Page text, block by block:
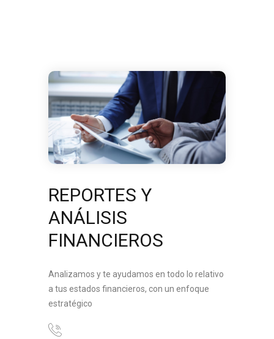
REPORTES Y
ANÁLISIS
FINANCIEROS
Analizamos y te ayudamos en todo lo relativo
a tus estados financieros, con un enfoque
estratégico